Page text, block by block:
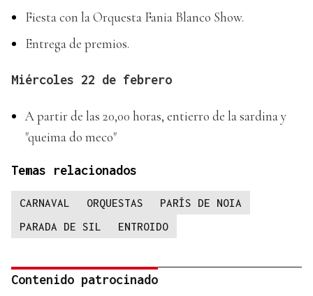
Fiesta con la Orquesta Fania Blanco Show.
Entrega de premios.
Miércoles 22 de febrero
A partir de las 20,00 horas, entierro de la sardina y
"queima do meco"
Temas relacionados
CARNAVAL ORQUESTAS
PARÍS DE NOIA
PARADA DE SIL
ENTROIDO
Contenido patrocinado